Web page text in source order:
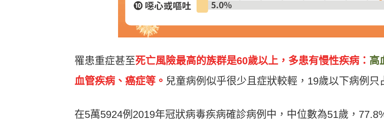
罹患重症甚至死亡風險最高的族群是60歲以上，多患有慢性疾病： 高
血管疾病、癌症等。 兒童病例似乎很少且症狀較輕，19歲以下病例只
在5萬5924例2019年冠狀病毒疾病確診病例中，中位數為51歲，